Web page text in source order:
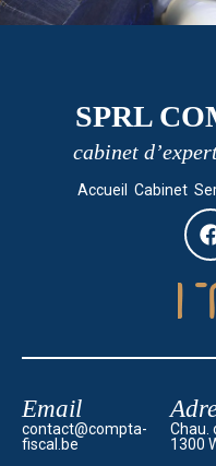
SPRL
cabinet
Accueil Cabinet
Email
contact@compta-
fiscal.be
Chau.
1300